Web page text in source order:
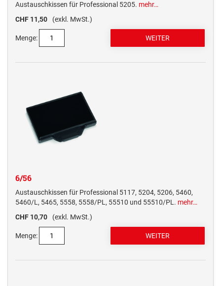
Austauschkissen für Professional 5205. mehr…
CHF 11,50
(exkl. MwSt.)
Menge:
6/56
Austauschkissen für Professional 5117, 5204, 5206, 5460,
5460/L, 5465, 5558, 5558/PL, 55510 und 55510/PL. mehr…
CHF 10,70
(exkl. MwSt.)
Menge: